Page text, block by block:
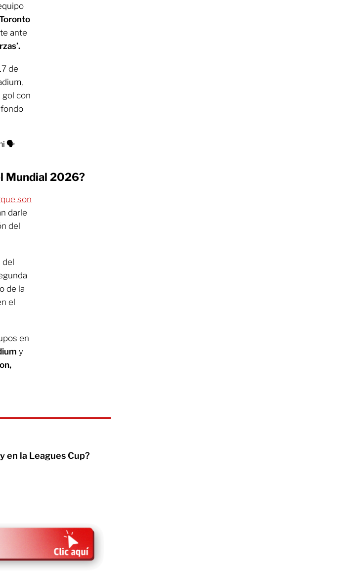
ante
de
gol con
🗣️
Mundial 2026?
son
darle
del
del
de la
el
en
y
en la Leagues Cup?